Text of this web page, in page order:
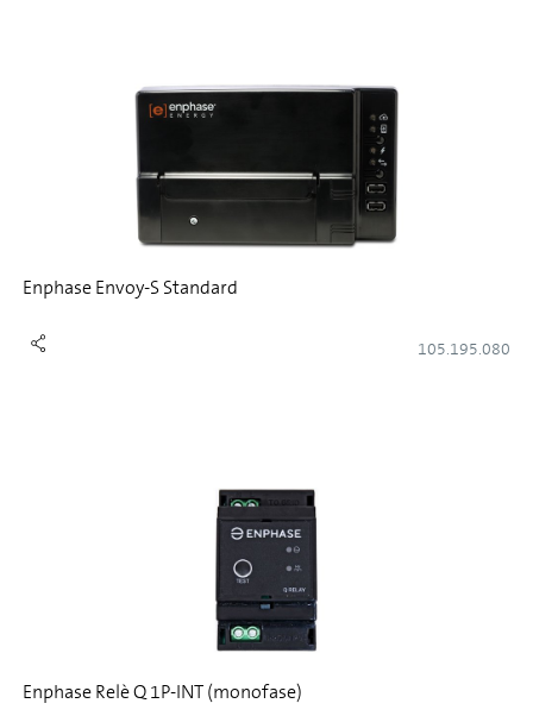
Enphase Envoy-S Standard
105.195.080
Enphase Relè Q 1P-INT (monofase)